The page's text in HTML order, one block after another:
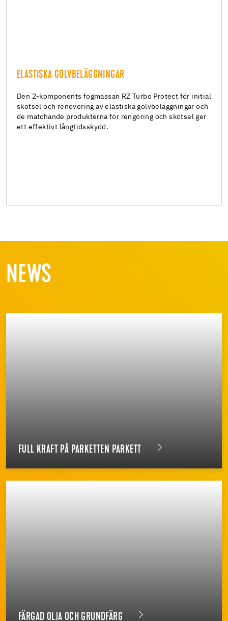
ELASTISKA GOLVBELÄGGNINGAR
Den 2-komponents fogmassan RZ Turbo Protect för initial
skötsel och renovering av elastiska golvbeläggningar och
de matchande produkterna för rengöring och skötsel ger
ett effektivt långtidsskydd.
ELASTISKA GOLVBELÄGGNINGAR
Försegling av elastiska golv
NEWS
FULL KRAFT PÅ PARKETTEN PARKETT
FÄRGAD OLJA OCH GRUNDFÄRG